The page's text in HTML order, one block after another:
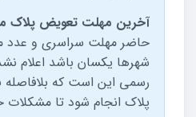
آخرین مهلت تعویض پلاک
حاضر مهلت سراسری و
شهرها یکسان باشد اعلام
رسمی این است که بلافاصله
پلاک انجام شود تا مشکلات